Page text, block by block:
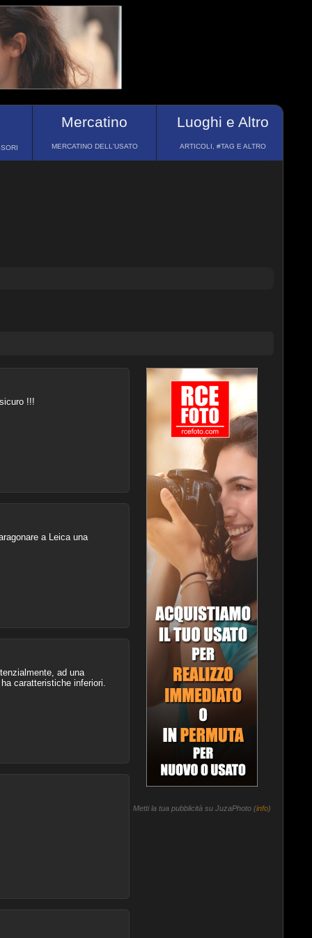
Mercatino
MERCATINO DELL'USATO
Luoghi e Altro
ARTICOLI, #TAG E ALTRO
!!!
a Leica una
ad una
caratteristiche inferiori.
Metti la tua pubblicità su JuzaPhoto (info)